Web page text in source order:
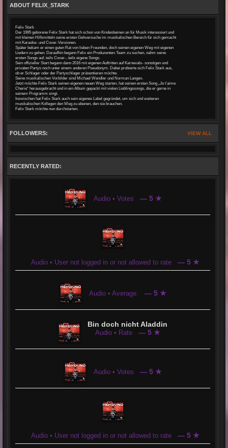
ABOUT FELIX_STARK
Felix Stark
Der 1995 geborene Felix Stark hat sich schon von Kindesbeinen an für Musik interessiert und
mit kleinen Hilfsmitteln seine ersten Gehversuche im musikalischen Bereich für sich gemacht
mit Karaoke- und Cover-Versionen.
Später bekam er einen guten Rat von lieben Freunden, doch seinen eigenen Weg mit eigenen
Liedern zu gehen. Daraufhin begann Felix ein Produzenten-Team zu suchen, nahm seine
ersten Songs auf, teils Cover-, teils eigene Songs.
Sein offizieller Start begann dann 2016 mit eigenen Auftritten auf Karnevals- sonstigen und
privaten Partys noch unter einem anderen Pseudonym. Dabei probierte sich Felix Stark aus,
ob er Schlager oder der Partyschlager präsentieren möchte.
Seine musikalischen Vorbilder sind Michael Wendler und Norman Langen.
Jetzt möchte Felix Stark seinen eigenen neuen Weg starten, hat seinen ersten Song „Je t’aime
Cherie“ herausgebracht und in ein Album gepackt mit vielen Lieblingssongs, die er gerne in
seinem Programm singt.
Inzwischen hat Felix Stark auch sein eigenes Label gegründet, um sich und weiteren
musikalischen Kollegen den Weg zu ebenen, den sie brauchen.
Felix Stark möchte nun durchstarten.
VIEW ALL
FOLLOWERS:
RECENTLY RATED:
Audio • Votes — 5 ★
Audio • User not logged in or not allowed to rate — 5 ★
Audio • Average: — 5 ★
Bin doch nicht Aladdin
Audio • Rate — 5 ★
Audio • Votes — 5 ★
Audio • User not logged in or not allowed to rate — 5 ★